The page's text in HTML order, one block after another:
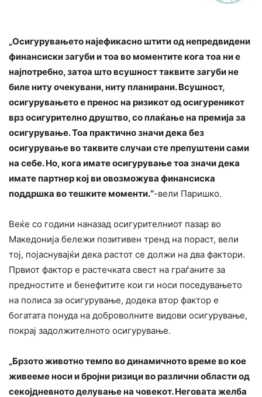
„Осигурувањето најефикасно штити од непредвидени
финансиски загуби и тоа во моментите кога тоа ни е
најпотребно, затоа што всушност таквите загуби не
биле ниту очекувани, ниту планирани. Всушност,
осигурувањето е пренос на ризикот од осигуреникот
врз осигурително друштво, со плаќање на премија за
осигурување. Тоа практично значи дека без
осигурување во таквите случаи сте препуштени сами
на себе. Но, кога имате осигурување тоа значи дека
имате партнер кој ви овозможува финансиска
поддршка во тешките моменти.“-вели Паришко.
Веќе со години наназад осигурителниот пазар во
Македонија бележи позитивен тренд на пораст, вели
тој, појаснувајќи дека растот се должи на два фактори.
Првиот фактор е растечката свест на граѓаните за
предностите и бенефитите кои ги носи поседувањето
на полиса за осигурување, додека втор фактор е
богатата понуда на доброволните видови осигурување,
покрај задолжителното осигурување.
„Брзото животно темпо во динамичното време во кое
живееме носи и бројни ризици во различни области од
секојдневното делување на човекот. Неговата желба